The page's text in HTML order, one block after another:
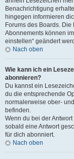
Benachrichtigung
hingegen informieren
Forums des Boards.
Abonnements können
einstellen“ geändert
Nach oben
Wie kann ich ein
abonnieren?
Du kannst ein
du die entsprechende
normalerweise ober-
befinden.
Wenn du bei der
sobald eine Antwort
für dich abonniert.
Nach oben